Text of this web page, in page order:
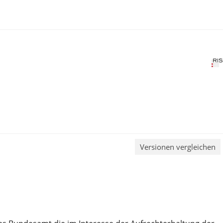
Versionen vergleichen